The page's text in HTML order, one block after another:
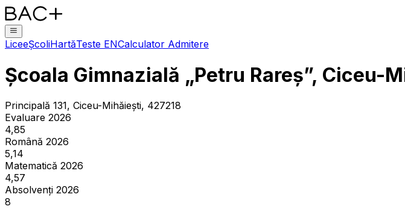
LiceeȘcoliHartăTeste ENCalculator Admitere
Școala Gimnazială „Petru Rareș”, Ciceu-
Principală 131, Ciceu-Mihăieşti, 427218
Evaluare 2026
4,85
Română 2026
5,14
Matematică 2026
4,57
Absolvenți 2026
8